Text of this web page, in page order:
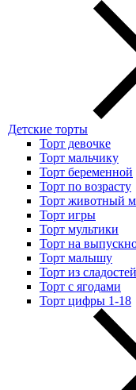
Детские торты
Торт девочке
Торт мальчику
Торт беременной
Торт по возрасту
Торт животный
Торт игры
Торт мультики
Торт на
Торт малышу
Торт из
Торт с ягодами
Торт цифры 1-18